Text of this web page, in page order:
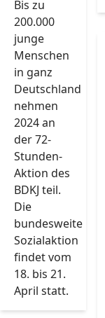
Bis zu
200.000
junge
Menschen
in ganz
Deutschland
nehmen
2024 an
der 72-
Stunden-
Aktion des
BDKJ teil.
Die
bundesweite
Sozialaktion
findet vom
18. bis 21.
April statt.